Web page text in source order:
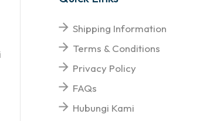
Shipping Information
Terms & Conditions
Privacy Policy
FAQs
Hubungi Kami